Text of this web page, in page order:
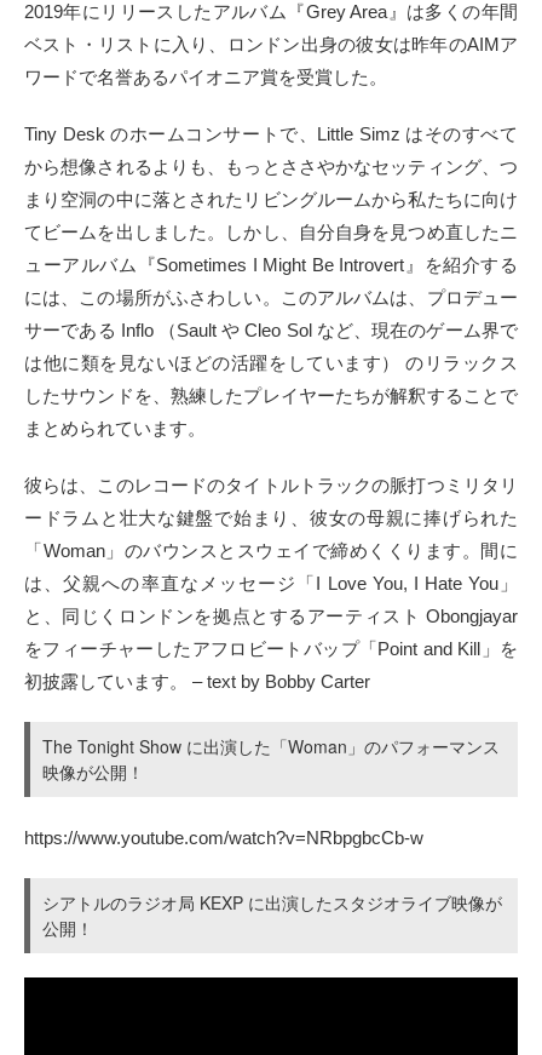
2019年にリリースしたアルバム『Grey Area』は多くの年間
ベスト・リストに入り、ロンドン出身の彼女は昨年のAIMア
ワードで名誉あるパイオニア賞を受賞した。
Tiny Desk のホームコンサートで、Little Simz はそのすべて
から想像されるよりも、もっとささやかなセッティング、つ
まり空洞の中に落とされたリビングルームから私たちに向け
てビームを出しました。しかし、自分自身を見つめ直したニ
ューアルバム『Sometimes I Might Be Introvert』を紹介する
には、この場所がふさわしい。このアルバムは、プロデュー
サーである Inflo （Sault や Cleo Sol など、現在のゲーム界で
は他に類を見ないほどの活躍をしています） のリラックス
したサウンドを、熟練したプレイヤーたちが解釈することで
まとめられています。
彼らは、このレコードのタイトルトラックの脈打つミリタリ
ードラムと壮大な鍵盤で始まり、彼女の母親に捧げられた
「Woman」のバウンスとスウェイで締めくくります。間に
は、父親への率直なメッセージ「I Love You, I Hate You」
と、同じくロンドンを拠点とするアーティスト Obongjayar
をフィーチャーしたアフロビートバップ「Point and Kill」を
初披露しています。 – text by Bobby Carter
The Tonight Show に出演した「Woman」のパフォーマンス
映像が公開！
https://www.youtube.com/watch?v=NRbpgbcCb-w
シアトルのラジオ局 KEXP に出演したスタジオライブ映像が
公開！